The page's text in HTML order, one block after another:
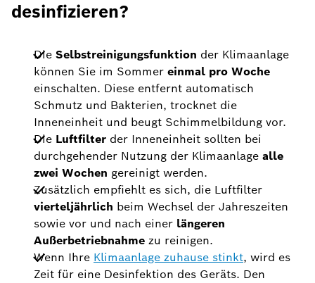
desinfizieren?
Die Selbstreinigungsfunktion der Klimaanlage
können Sie im Sommer einmal pro Woche
einschalten. Diese entfernt automatisch
Schmutz und Bakterien, trocknet die
Inneneinheit und beugt Schimmelbildung vor.
Die Luftfilter der Inneneinheit sollten bei
durchgehender Nutzung der Klimaanlage alle
zwei Wochen gereinigt werden.
Zusätzlich empfiehlt es sich, die Luftfilter
vierteljährlich beim Wechsel der Jahreszeiten
sowie vor und nach einer längeren
Außerbetriebnahme zu reinigen.
Wenn Ihre Klimaanlage zuhause stinkt, wird es
Zeit für eine Desinfektion des Geräts. Den